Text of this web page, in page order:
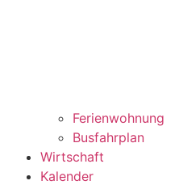
Ferienwohnung
Busfahrplan
Wirtschaft
Kalender